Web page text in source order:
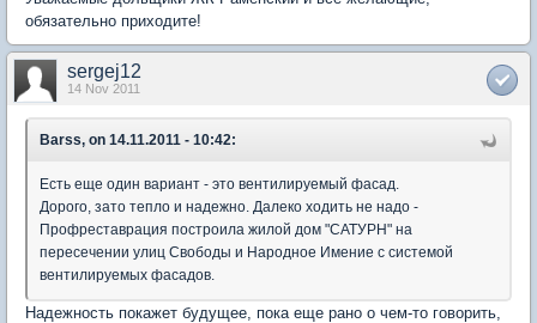
обязательно приходите!
sergej12
14 Nov 2011
Barss, on 14.11.2011 - 10:42:
Есть еще один вариант - это вентилируемый фасад.
Дорого, зато тепло и надежно. Далеко ходить не надо -
Профреставрация построила жилой дом "САТУРН" на
пересечении улиц Свободы и Народное Имение с системой
вентилируемых фасадов.
Надежность покажет будущее, пока еще рано о чем-то говорить,